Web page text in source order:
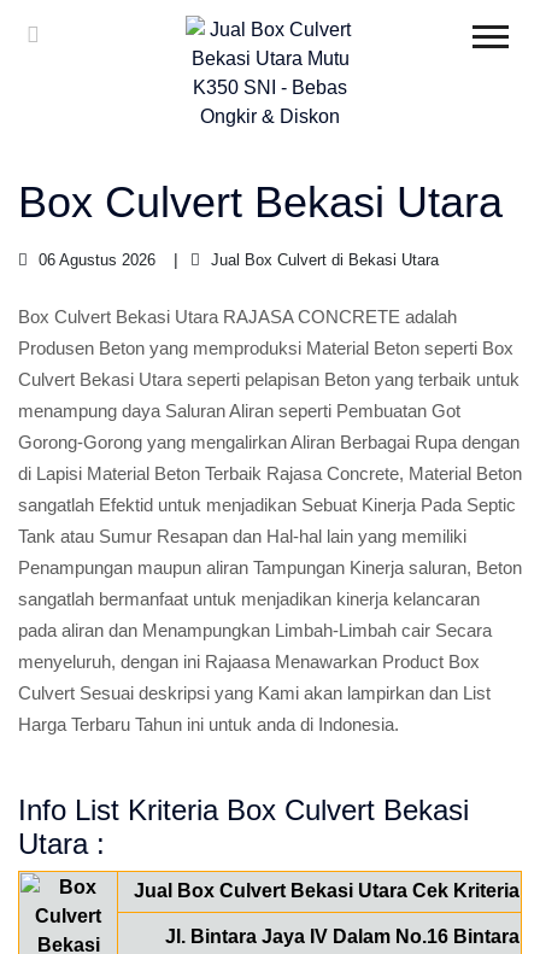
Box Culvert Bekasi Utara
06 Agustus 2026 Jual Box Culvert di Bekasi Utara
Box Culvert Bekasi Utara RAJASA CONCRETE adalah
Produsen Beton yang memproduksi Material Beton seperti Box
Culvert Bekasi Utara seperti pelapisan Beton yang terbaik untuk
menampung daya Saluran Aliran seperti Pembuatan Got
Gorong-Gorong yang mengalirkan Aliran Berbagai Rupa dengan
di Lapisi Material Beton Terbaik Rajasa Concrete, Material Beton
sangatlah Efektid untuk menjadikan Sebuat Kinerja Pada Septic
Tank atau Sumur Resapan dan Hal-hal lain yang memiliki
Penampungan maupun aliran Tampungan Kinerja saluran, Beton
sangatlah bermanfaat untuk menjadikan kinerja kelancaran
pada aliran dan Menampungkan Limbah-Limbah cair Secara
menyeluruh, dengan ini Rajaasa Menawarkan Product Box
Culvert Sesuai deskripsi yang Kami akan lampirkan dan List
Harga Terbaru Tahun ini untuk anda di Indonesia.
Info List Kriteria Box Culvert Bekasi
Utara :
Jual Box Culvert Bekasi Utara Cek Kriteria
Jl. Bintara Jaya IV Dalam No.16 Bintara